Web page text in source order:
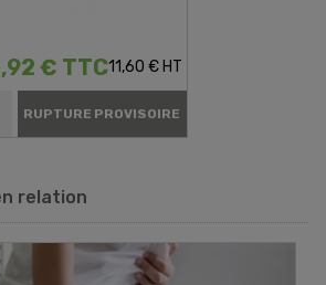
€ TTC11,60 € HT
RUPTURE PROVISOIRE
relation